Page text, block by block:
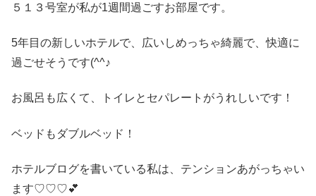
５１３号室が私が1週間過ごすお部屋です。
5年目の新しいホテルで、広いしめっちゃ綺麗で、快適に
過ごせそうです(^^♪
お風呂も広くて、トイレとセパレートがうれしいです！
ベッドもダブルベッド！
ホテルブログを書いている私は、テンションあがっちゃい
ます♡♡♡💕